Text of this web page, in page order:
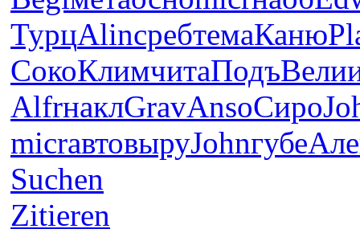
ТурцAlinсребтемаКаню
СокоКлимчитаПодъВели
AlfrнаклGravAnsoСиро
micrавтовыруJohnгубе
Suchen
Zitieren